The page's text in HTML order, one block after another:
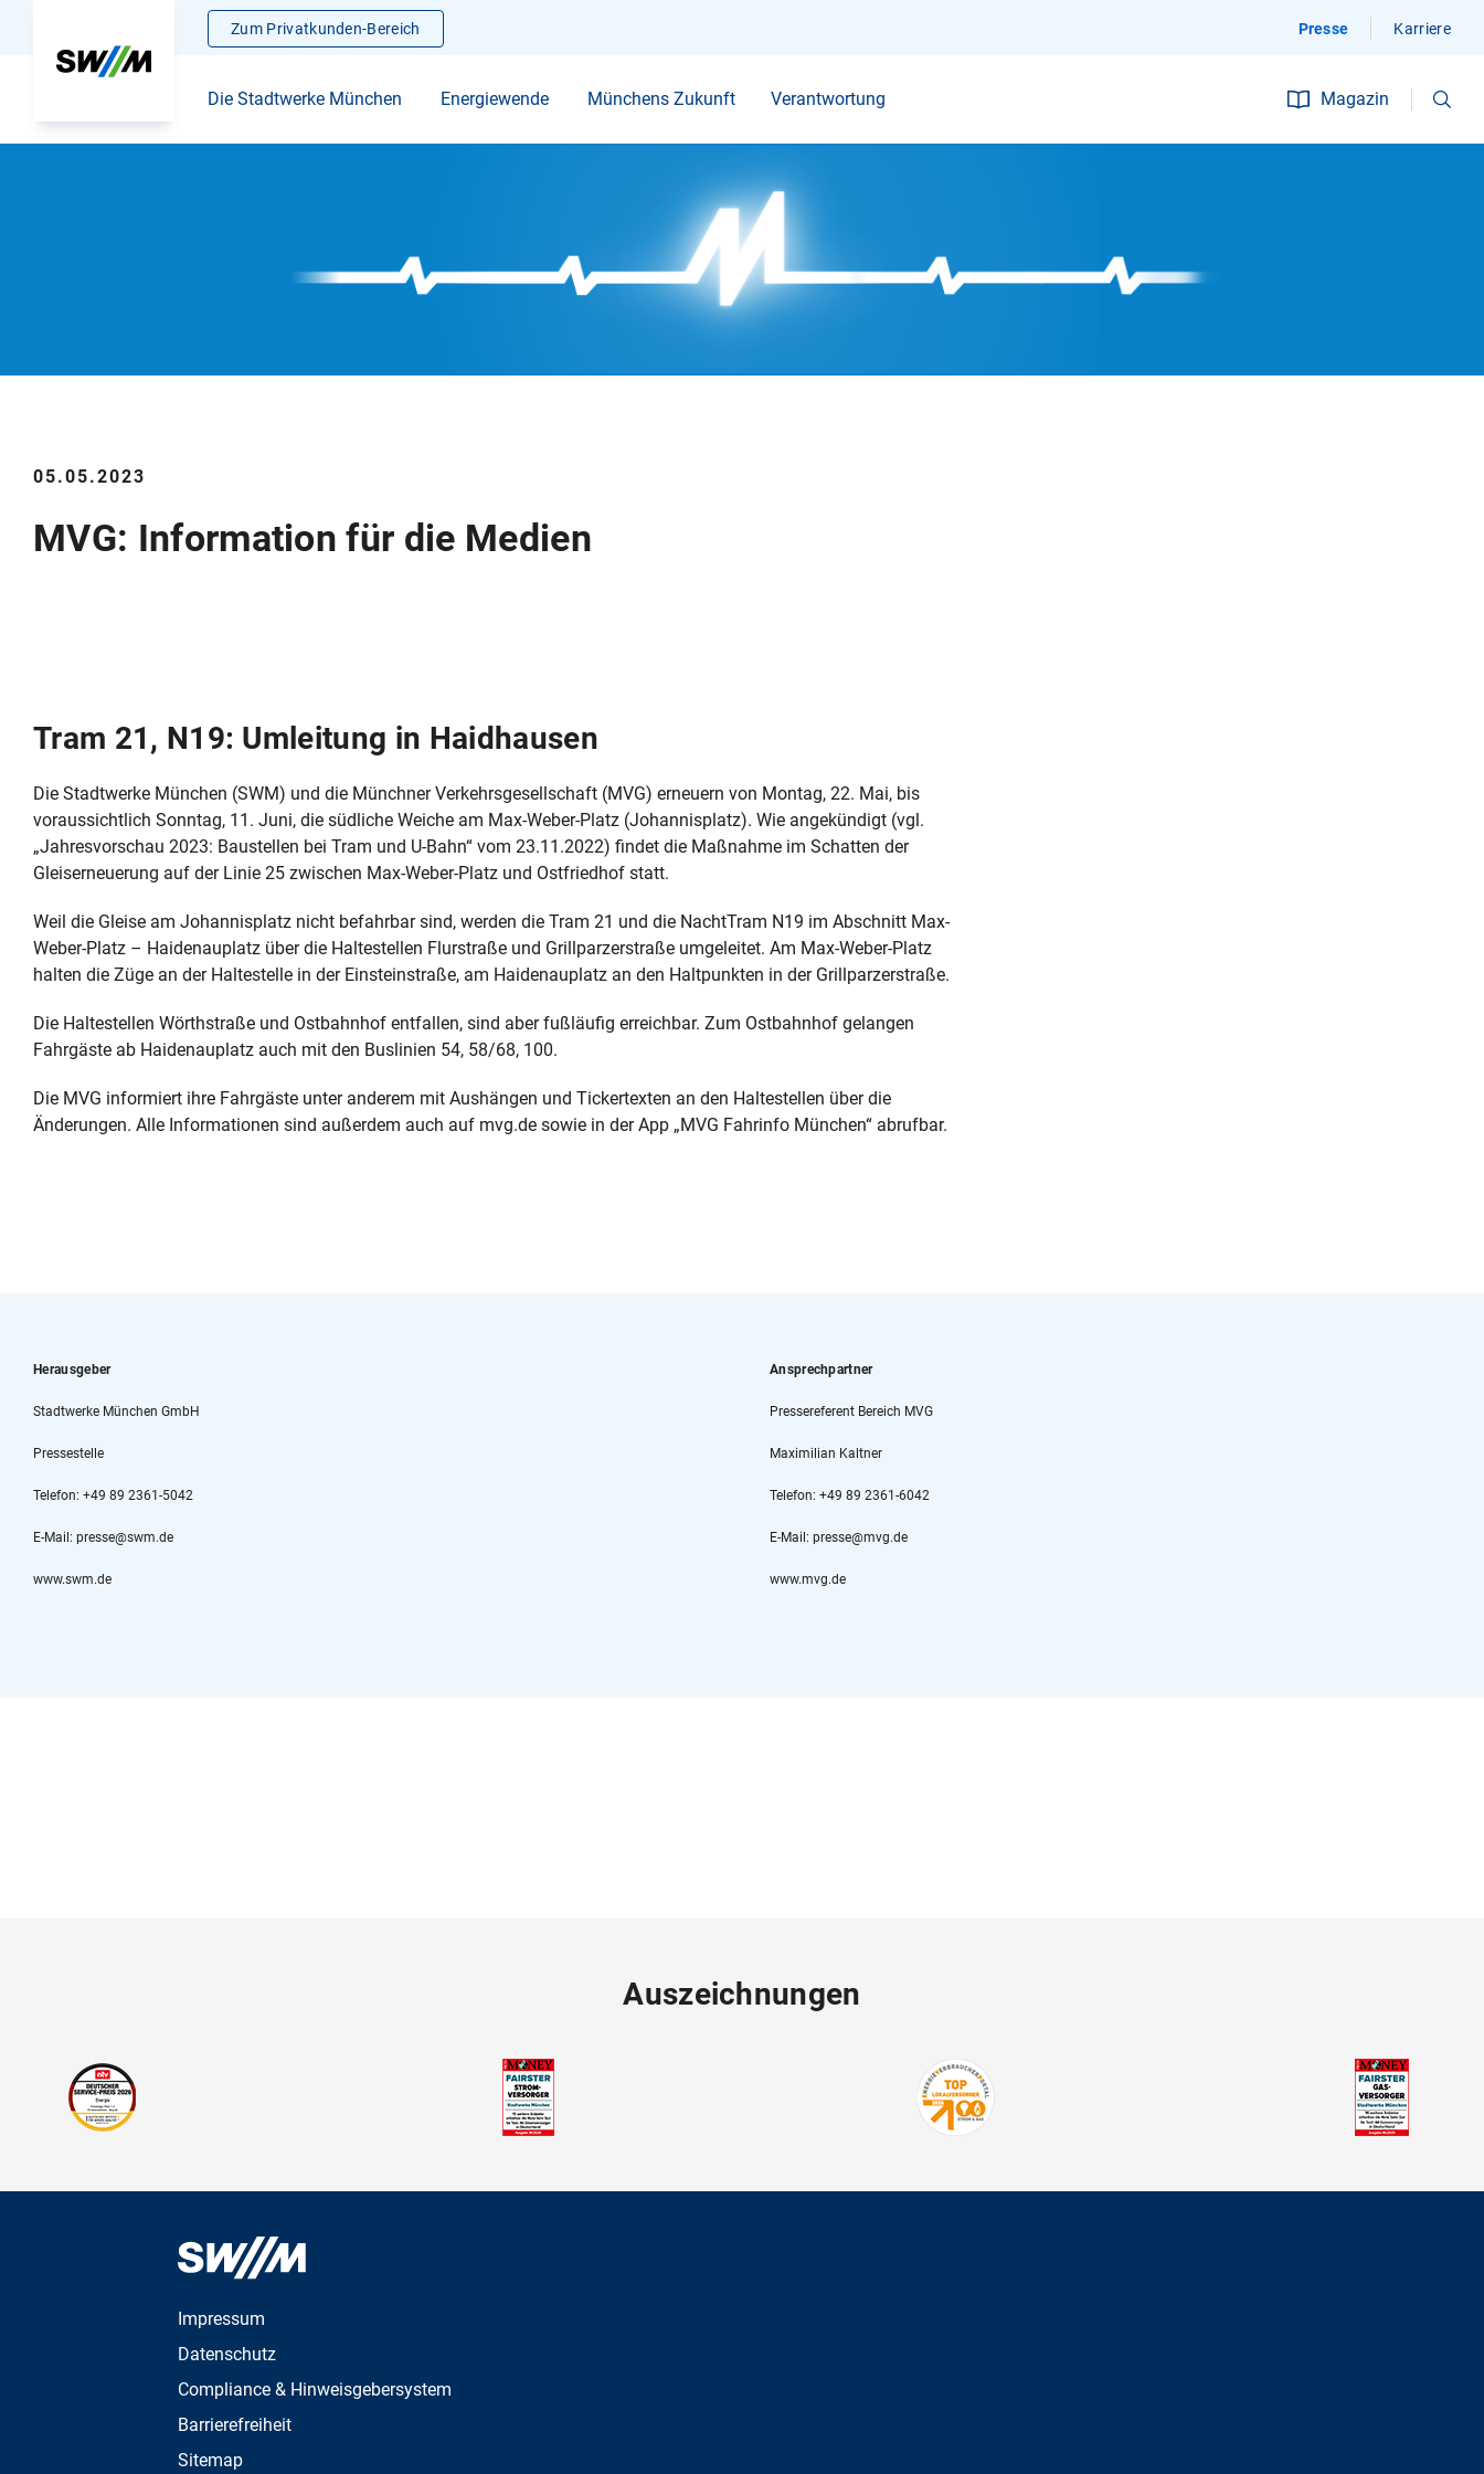
Zum Privatkunden-Bereich Presse Karriere
Die Stadtwerke München Energiewende Münchens Zukunft Verantwortung Magazin
05.05.2023
MVG: Information für die Medien
Tram 21, N19: Umleitung in Haidhausen
Die Stadtwerke München (SWM) und die Münchner Verkehrsgesellschaft (MVG) erneuern von Montag, 22. Mai, bis
voraussichtlich Sonntag, 11. Juni, die südliche Weiche am Max-Weber-Platz (Johannisplatz). Wie angekündigt (vgl.
„Jahresvorschau 2023: Baustellen bei Tram und U-Bahn“ vom 23.11.2022) findet die Maßnahme im Schatten der
Gleiserneuerung auf der Linie 25 zwischen Max-Weber-Platz und Ostfriedhof statt.
Weil die Gleise am Johannisplatz nicht befahrbar sind, werden die Tram 21 und die NachtTram N19 im Abschnitt Max-
Weber-Platz – Haidenauplatz über die Haltestellen Flurstraße und Grillparzerstraße umgeleitet. Am Max-Weber-Platz
halten die Züge an der Haltestelle in der Einsteinstraße, am Haidenauplatz an den Haltpunkten in der Grillparzerstraße.
Die Haltestellen Wörthstraße und Ostbahnhof entfallen, sind aber fußläufig erreichbar. Zum Ostbahnhof gelangen
Fahrgäste ab Haidenauplatz auch mit den Buslinien 54, 58/68, 100.
Die MVG informiert ihre Fahrgäste unter anderem mit Aushängen und Tickertexten an den Haltestellen über die
Änderungen. Alle Informationen sind außerdem auch auf mvg.de sowie in der App „MVG Fahrinfo München“ abrufbar.
Herausgeber
Stadtwerke München GmbH
Pressestelle
Telefon: +49 89 2361-5042
E-Mail: presse@swm.de
www.swm.de
Ansprechpartner
Pressereferent Bereich MVG
Maximilian Kaltner
Telefon: +49 89 2361-6042
E-Mail: presse@mvg.de
www.mvg.de
Auszeichnungen
Impressum
Datenschutz
Compliance & Hinweisgebersystem
Barrierefreiheit
Sitemap